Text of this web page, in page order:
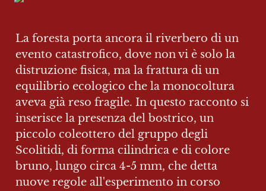
La foresta porta ancora il riverbero di un
evento catastrofico, dove non vi è solo la
distruzione fisica, ma la frattura di un
equilibrio ecologico che la monocoltura
aveva già reso fragile. In questo racconto si
inserisce la presenza del bostrico, un
piccolo coleottero del gruppo degli
Scolitidi, di forma cilindrica e di colore
bruno, lungo circa 4-5 mm, che detta
nuove regole all'esperimento in corso